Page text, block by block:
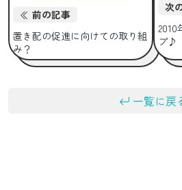
前の記事
置き配の促進に向けての取り組
み？
次
2010
プ♪
一覧に戻